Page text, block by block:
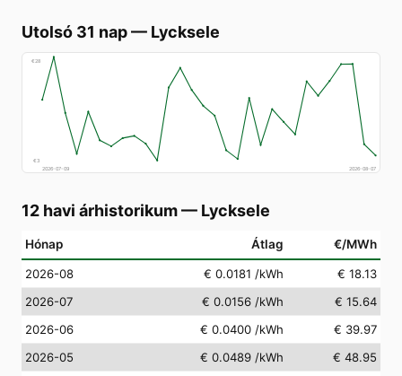
Utolsó 31 nap— Lycksele
€28
€3
2026-07-09
2026-08-07
12 havi árhistorikum— Lycksele
Hónap Átlag €/MWh
2026-08 € 0.0181 /kWh
€ 18.13
2026-07
€ 0.0156 /kWh
€ 15.64
2026-06
€ 0.0400 /kWh
€ 39.97
2026-05
€ 0.0489 /kWh
€ 48.95